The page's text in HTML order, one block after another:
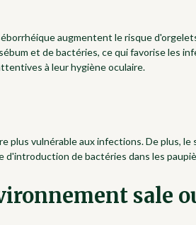
augmentent le risque
et de bactéries, ce qui favorise les
à leur hygiène oculaire.
plus vulnérable aux infections. De plus, le
de bactéries dans les
sale